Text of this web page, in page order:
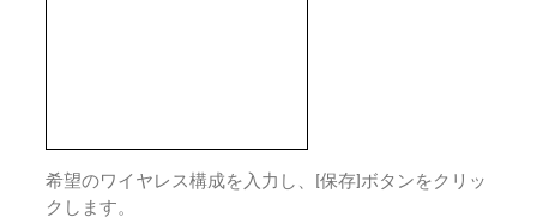
希望のワイヤレス構成を入力し、[保存]ボタンをクリッ
クします。